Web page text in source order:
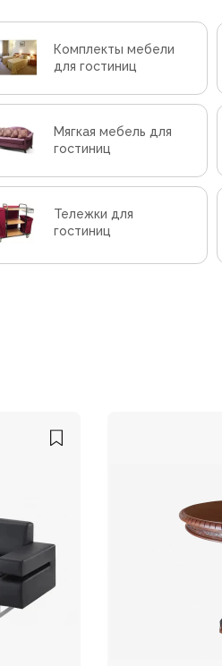
Комплекты мебели
для гостиниц
Мягкая мебель для
гостиниц
Тележки для
гостиниц